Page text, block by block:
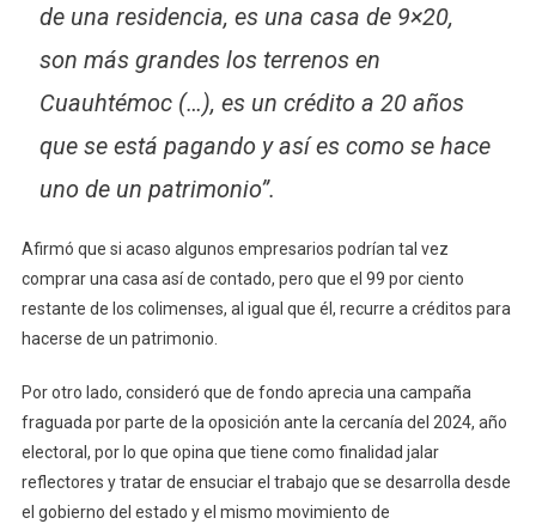
de una residencia, es una casa de 9×20,
son más grandes los terrenos en
Cuauhtémoc (…), es un crédito a 20 años
que se está pagando y así es como se hace
uno de un patrimonio”.
Afirmó que si acaso algunos empresarios podrían tal vez
comprar una casa así de contado, pero que el 99 por ciento
restante de los colimenses, al igual que él, recurre a créditos para
hacerse de un patrimonio.
Por otro lado, consideró que de fondo aprecia una campaña
fraguada por parte de la oposición ante la cercanía del 2024, año
electoral, por lo que opina que tiene como finalidad jalar
reflectores y tratar de ensuciar el trabajo que se desarrolla desde
el gobierno del estado y el mismo movimiento de